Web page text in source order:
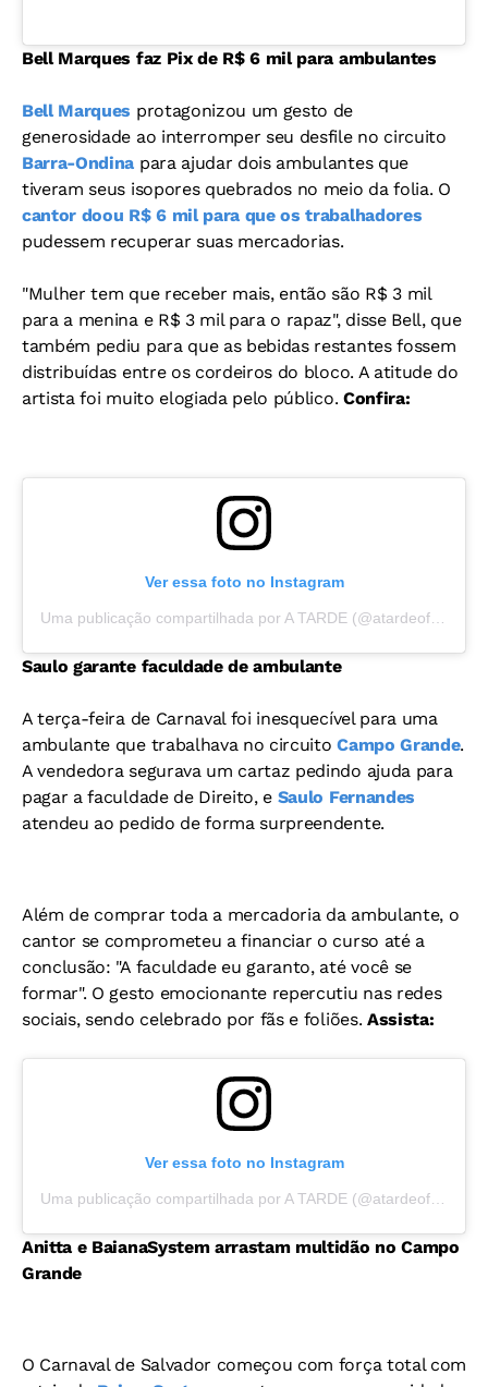
Bell Marques faz Pix de R$ 6 mil para ambulantes
Bell Marques protagonizou um gesto de
generosidade ao interromper seu desfile no circuito
Barra-Ondina para ajudar dois ambulantes que
tiveram seus isopores quebrados no meio da folia. O
cantor doou R$ 6 mil para que os trabalhadores
pudessem recuperar suas mercadorias.
"Mulher tem que receber mais, então são R$ 3 mil
para a menina e R$ 3 mil para o rapaz", disse Bell, que
também pediu para que as bebidas restantes fossem
distribuídas entre os cordeiros do bloco. A atitude do
artista foi muito elogiada pelo público. Confira:
Ver essa foto no Instagram
Saulo garante faculdade de ambulante
A terça-feira de Carnaval foi inesquecível para uma
ambulante que trabalhava no circuitoCampo Grande.
A vendedora segurava um cartaz pedindo ajuda para
pagar a faculdade de Direito, e Saulo Fernandes
atendeu ao pedido de forma surpreendente.
Além de comprar toda a mercadoria da ambulante, o
cantor se comprometeu a financiar o curso até a
conclusão: "A faculdade eu garanto, até você se
formar". O gesto emocionante repercutiu nas redes
sociais, sendo celebrado por fãs e foliões. Assista:
Ver essa foto no Instagram
Anitta e BaianaSystem arrastam multidão no Campo
Grande
O Carnaval de Salvador começou com força total com